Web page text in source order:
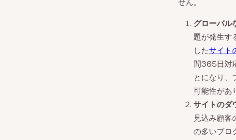
グローバル
題が発生す
したサイト
間365日対
とになり、
可能性があ
サイトのダ
見込み顧客
の多いブロ